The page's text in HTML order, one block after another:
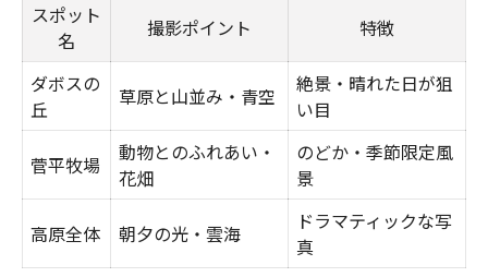
スポット
名
撮影ポイント 特徴
ダボスの
丘
草原と山並み・青空
絶景・晴れた日が狙
い目
菅平牧場
動物とのふれあい・
花畑
のどか・季節限定風
景
高原全体 朝夕の光・雲海
ドラマティックな写
真